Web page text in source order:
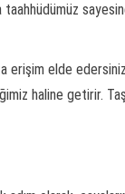
erişim elde
haline getirir.